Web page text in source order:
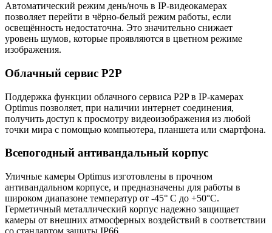
Автоматический режим день/ночь в IP-видеокамерах
позволяет перейти в чёрно-белый режим работы, если
освещённость недостаточна. Это значительно снижает
уровень шумов, которые проявляются в цветном режиме
изображения.
Облачный сервис P2P
Поддержка функции облачного сервиса P2P в IP-камерах
Optimus позволяет, при наличии интернет соединения,
получить доступ к просмотру видеоизображения из любой
точки мира с помощью компьютера, планшета или смартфона.
Всепогодный антивандальный корпус
Уличные камеры Optimus изготовлены в прочном
антивандальном корпусе, и предназначены для работы в
широком диапазоне температур от -45° C до +50°C.
Герметичный металлический корпус надежно защищает
камеры от внешних атмосферных воздействий в соответствии
со стандартом защиты IP66.